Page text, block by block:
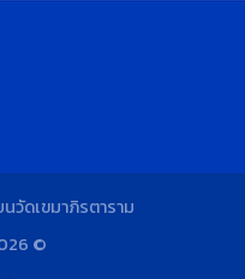
วัดเขมาภิรตาราม
©